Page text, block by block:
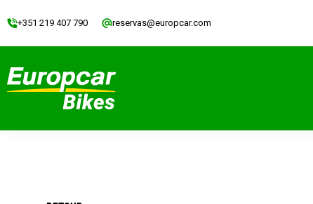
+351 219 407 790 reservas@europcar.com